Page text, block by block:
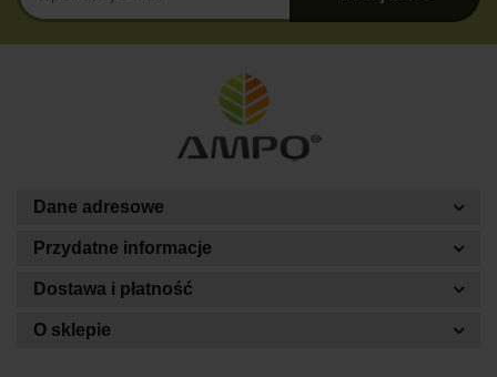
Dane adresowe
Przydatne informacje
Dostawa i płatność
O sklepie